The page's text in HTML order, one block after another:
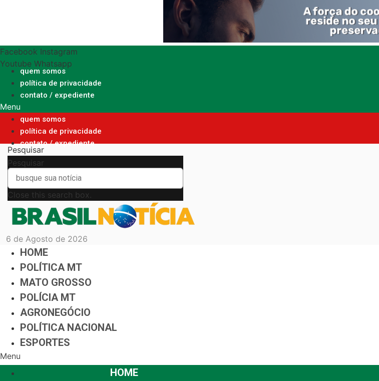
Facebook Instagram
Youtube Whatsapp
quem somos
política de privacidade
contato / expediente
Menu
quem somos
política de privacidade
contato / expediente
Pesquisar
Pesquisar
Close this search box.
6 de Agosto de 2026
HOME
POLÍTICA MT
MATO GROSSO
POLÍCIA MT
AGRONEGÓCIO
POLÍTICA NACIONAL
ESPORTES
Menu
HOME